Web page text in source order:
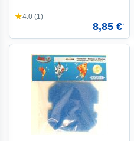
★4.0 (1)
8,85 €*